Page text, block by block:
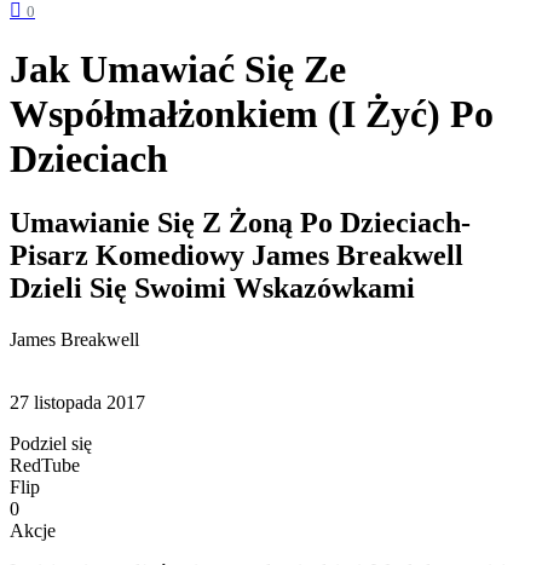
0
Jak Umawiać Się Ze
Współmałżonkiem (I Żyć) Po
Dzieciach
Umawianie Się Z Żoną Po Dzieciach-
Pisarz Komediowy James Breakwell
Dzieli Się Swoimi Wskazówkami
James Breakwell
27 listopada 2017
Podziel się
RedTube
Flip
0
Akcje